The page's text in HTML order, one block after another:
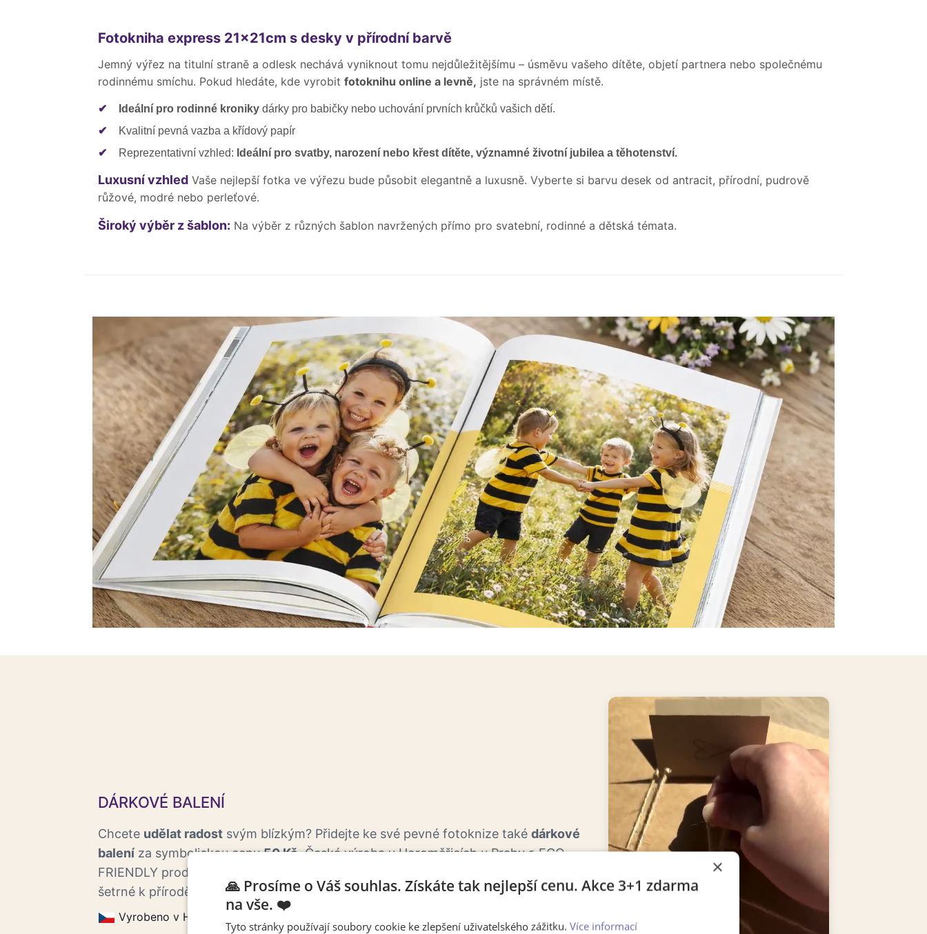
Fotokniha express 21x21cm s desky v přírodní barvě
Jemný výřez na titulní straně a odlesk nechává vyniknout tomu nejdůležitějšímu – úsměvu vašeho dítěte, objetí partnera nebo společnému
rodinnému smíchu. Pokud hledáte, kde vyrobit fotoknihu online a levně, jste na správném místě.
✔ Ideální pro rodinné kroniky dárky pro babičky nebo uchování prvních krůčků vašich dětí.
✔
Kvalitní pevná vazba a křídový papír
✔
Reprezentativní vzhled: Ideální pro svatby, narození nebo křest dítěte, významné životní jubilea a těhotenství.
Luxusní vzhled Vaše nejlepší fotka ve výřezu bude působit elegantně a luxusně. Vyberte si barvu desek od antracit, přírodní, pudrově
růžové, modré nebo perleťové.
Široký výběr z šablon: Na výběr z různých šablon navržených přímo pro svatební, rodinné a dětská témata.
DÁRKOVÉ BALENÍ
Chcete udělat radost svým blízkým? Přidejte ke své pevné fotoknize také dárkové
balení za symbolickou cenu50 Kč. Česká výroba v Horoměřicích u Prahy a ECO-
FRIENDLY produkce balení zaručují, že vaše vzpomínky budou nejen krásné, ale i
šetrné k přírodě.
Vyrobeno v Horoměřicích.
×
🙏 Prosíme o Váš souhlas. Získáte tak nejlepší cenu. Akce 3+1 zdarma
na vše. ❤️
Tyto stránky používají soubory cookie ke zlepšení uživatelského zážitku. Více informací